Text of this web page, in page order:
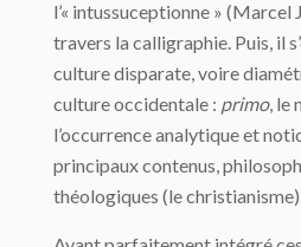
l’« intussuceptionne » (Marcel
travers la calligraphie. Puis, il
culture disparate, voire
culture occidentale : primo, le
l’occurrence analytique et
principaux contenus,
théologiques (le